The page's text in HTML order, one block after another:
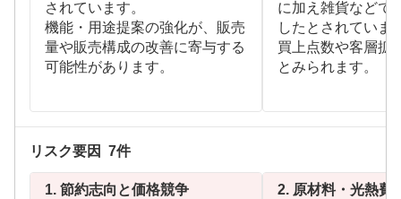
されています。
機能・用途提案の強化が、販売
量や販売構成の改善に寄与する
可能性があります。
に加え雑貨などで
したとされていま
買上点数や客層拡
とみられます。
リスク要因 7件
1. 節約志向と価格競争 2. 原材料・光熱費